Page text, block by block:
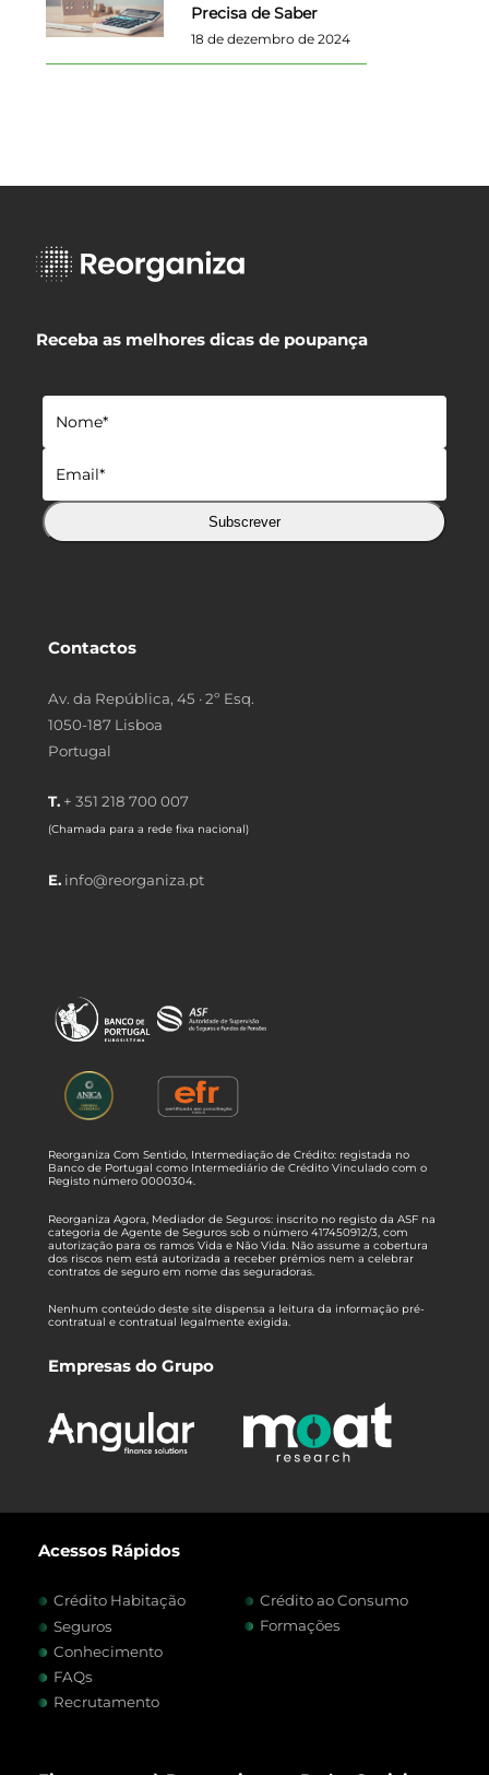
Precisa de Saber
18 de dezembro de 2024
Receba as melhores dicas de poupança
Subscrever
Contactos
Av. da República, 45 · 2º Esq.
1050-187 Lisboa
Portugal
T. + 351 218 700 007
(Chamada para a rede fixa nacional)
E. info@reorganiza.pt
Reorganiza Com Sentido, Intermediação de Crédito: registada no
Banco de Portugal como Intermediário de Crédito Vinculado com o
Registo número 0000304.
Reorganiza Agora, Mediador de Seguros: inscrito no registo da ASF na
categoria de Agente de Seguros sob o número 417450912/3, com
autorização para os ramos Vida e Não Vida. Não assume a cobertura
dos riscos nem está autorizada a receber prémios nem a celebrar
contratos de seguro em nome das seguradoras.
Nenhum conteúdo deste site dispensa a leitura da informação pré-
contratual e contratual legalmente exigida.
Empresas do Grupo
Acessos Rápidos
Crédito Habitação
Crédito ao Consumo
Seguros
Formações
Conhecimento
FAQs
Recrutamento